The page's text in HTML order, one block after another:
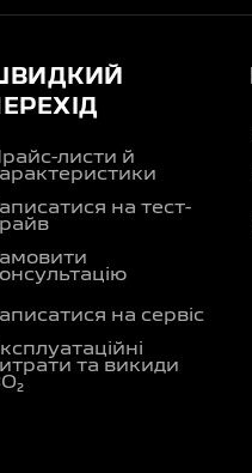
листи й
на тест-
на сервіс
та викиди